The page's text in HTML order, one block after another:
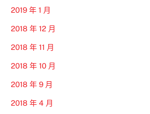
2019 年 1 月
2018 年 12 月
2018 年 11 月
2018 年 10 月
2018 年 9 月
2018 年 4 月